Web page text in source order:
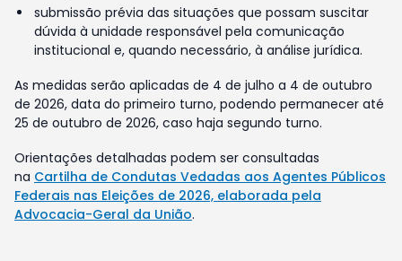
submissão prévia das situações que possam suscitar
dúvida à unidade responsável pela comunicação
institucional e, quando necessário, à análise jurídica.
As medidas serão aplicadas de 4 de julho a 4 de outubro
de 2026, data do primeiro turno, podendo permanecer até
25 de outubro de 2026, caso haja segundo turno.
Orientações detalhadas podem ser consultadas
na Cartilha de Condutas Vedadas aos Agentes Públicos
Federais nas Eleições de 2026, elaborada pela
Advocacia-Geral da União.